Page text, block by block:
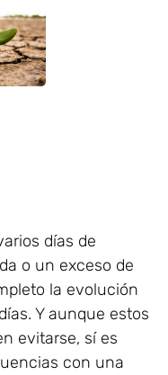
días de
o un exceso de
la evolución
Y aunque estos
evitarse, sí es
con una